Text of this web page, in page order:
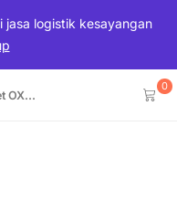
jasa logistik kesayangan
OX...
0